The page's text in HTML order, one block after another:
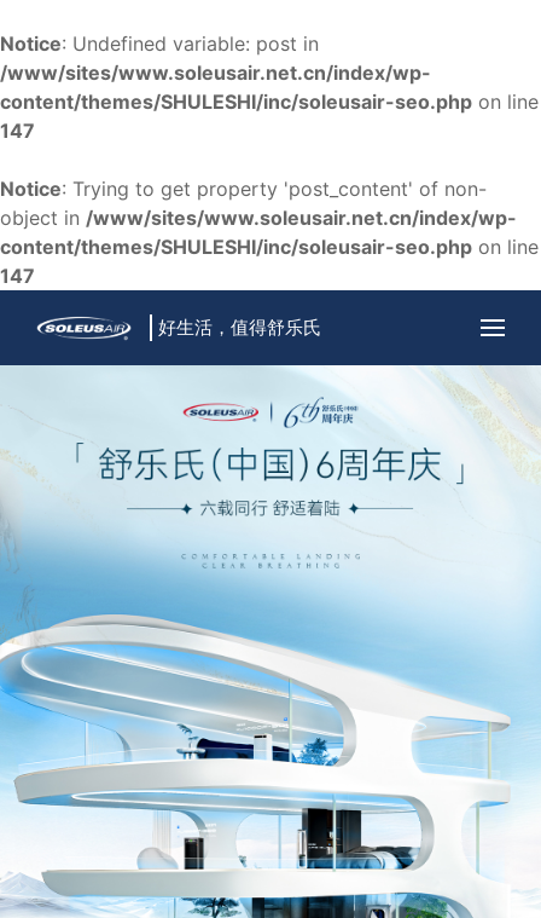
Notice: Undefined variable: post in
/www/sites/www.soleusair.net.cn/index/wp-
content/themes/SHULESHI/inc/soleusair-seo.php on line
147
Notice: Trying to get property 'post_content' of non-
object in /www/sites/www.soleusair.net.cn/index/wp-
content/themes/SHULESHI/inc/soleusair-seo.php on line
147
好生活，值得舒乐氏